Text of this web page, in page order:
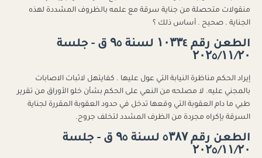
منقولات متحصلة من جناية سرقة مع علمه بالظروف المشددة لهذه
الجناية . صحيح . أساس ذلك ؟
الطعن رقم ۱۰۳۳٤ لسنة ۹٥ ق - جلسة
۲۰۲٥/۱۱/۲۰
إيراد الحكم مناظرة النيابة التي عول عليها . كفايتهل لاثبات الاصابات
بالمجني عليه. لا مصلحه من النعي على الحكم بشأن خلو الأوراق من تقرير
طبي ما دام العقوبة التي وقعها تدخل في حدود العقوبة المقررة لجناية
السرقة بإكراه مجردة من الظرف المشدد لتخلف جروح.
الطعن رقم ٥۳۸۷ لسنة ۹٥ ق - جلسة
۲۰۲٥/۱۱/۲۰